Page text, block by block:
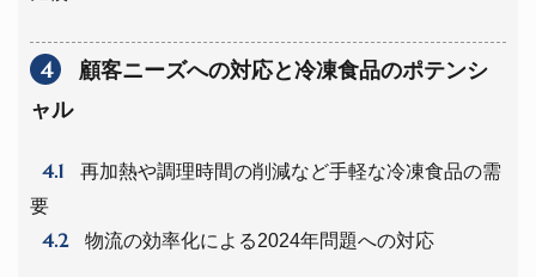
4
顧客ニーズへの対応と冷凍食品のポテンシ
ャル
4.1
再加熱や調理時間の削減など手軽な冷凍食品の需
要
4.2 物流の効率化による2024年問題への対応